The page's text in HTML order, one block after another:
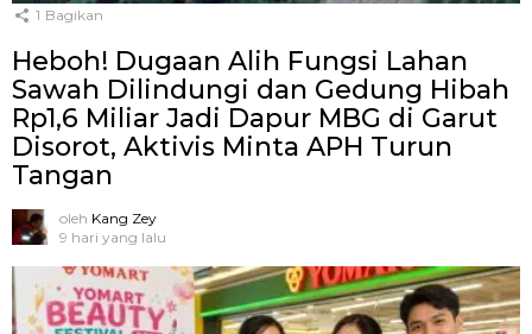
1 Bagikan
Heboh! Dugaan Alih Fungsi Lahan
Sawah Dilindungi dan Gedung Hibah
Rp1,6 Miliar Jadi Dapur MBG di Garut
Disorot, Aktivis Minta APH Turun
Tangan
oleh Kang Zey
9 hari yang lalu